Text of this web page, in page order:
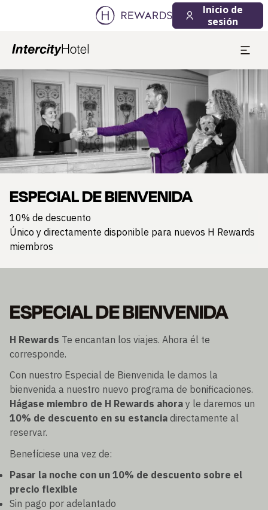
Inicio de
sesión
Diapositiva 1 de 1
ESPECIAL DE BIENVENIDA
10% de descuento
Único y directamente disponible para nuevos H Rewards
miembros
ESPECIAL DE BIENVENIDA
H Rewards Te encantan los viajes. Ahora él te
corresponde.
Con nuestro Especial de Bienvenida le damos la
bienvenida a nuestro nuevo programa de bonificaciones.
Hágase miembro de H Rewards ahora y le daremos un
10% de descuento en su estancia directamente al
reservar.
Benefíciese una vez de:
Pasar la noche con un 10% de descuento sobre el
precio flexible
Sin pago por adelantado